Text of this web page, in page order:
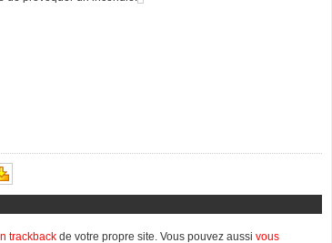
trackback de votre propre site. Vous pouvez aussi vous